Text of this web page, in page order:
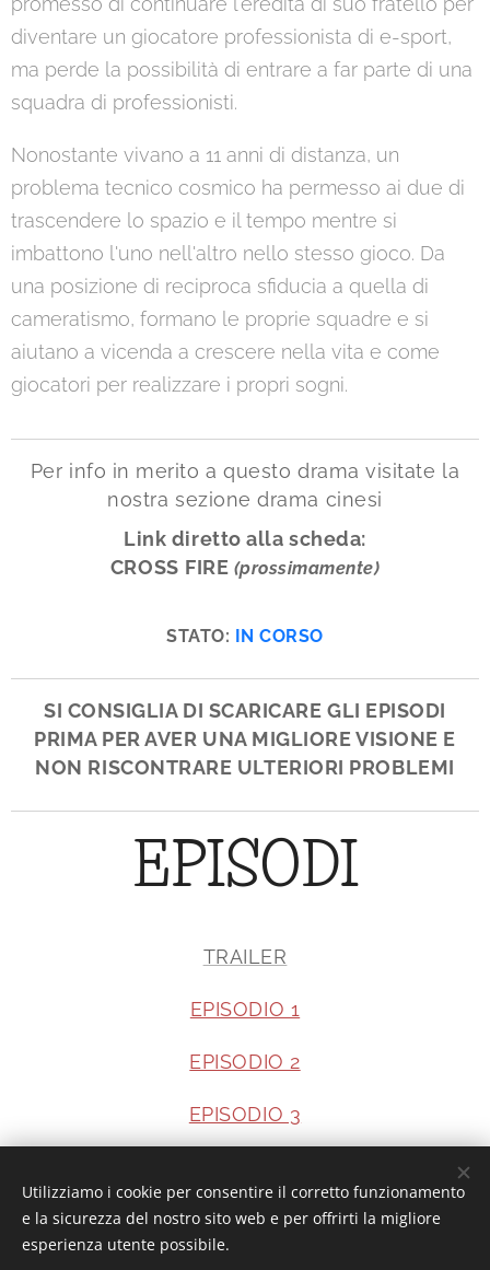
diventare un giocatore professionista di e-sport,
ma perde la possibilità di entrare a far parte di una
squadra di professionisti.
Nonostante vivano a 11 anni di distanza, un
problema tecnico cosmico ha permesso ai due di
trascendere lo spazio e il tempo mentre si
imbattono l'uno nell'altro nello stesso gioco. Da
una posizione di reciproca sfiducia a quella di
cameratismo, formano le proprie squadre e si
aiutano a vicenda a crescere nella vita e come
giocatori per realizzare i propri sogni.
Per info in merito a questo drama visitate la
nostra sezione drama cinesi
Link diretto alla scheda:
CROSS FIRE (prossimamente)
STATO: IN CORSO
SI CONSIGLIA DI SCARICARE GLI EPISODI
PRIMA PER AVER UNA MIGLIORE VISIONE E
NON RISCONTRARE ULTERIORI PROBLEMI
EPISODI
TRAILER
EPISODIO 1
EPISODIO 2
EPISODIO 3
Interesting or Not?
Utilizziamo i cookie per consentire il corretto funzionamento
e la sicurezza del nostro sito web e per offrirti la migliore
esperienza utente possibile.